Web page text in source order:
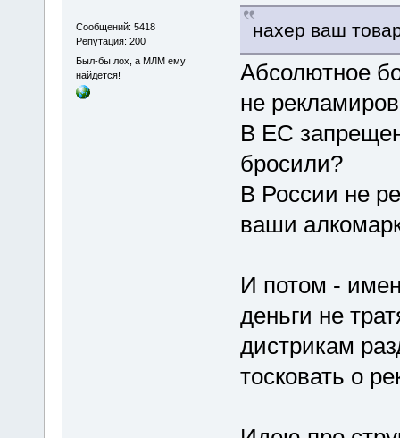
Сообщений: 5418
Репутация: 200
Был-бы лох, а МЛМ ему
найдётся!
нахер ваш
Абсолютное
не
В ЕС
бросили?
В России не
ваши
И потом -
деньги не
дистрикам
тосковать о